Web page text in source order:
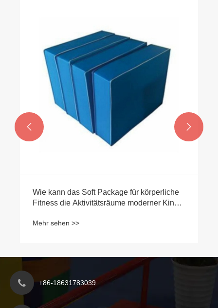
„Innovationsangst“ hinter
rekordverdächtigen Umsätzen
Mehr sehen >>
 
+86-18631783039